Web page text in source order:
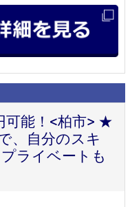
可能！<柏市> ★
、自分のスキ
ライベートも